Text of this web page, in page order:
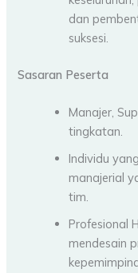
dan
suksesi.
Sasaran Peserta
Manajer,
tingkatan.
Individu
manajerial
tim.
Profesional
mendesain